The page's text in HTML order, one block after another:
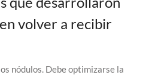
volver a recibir
nódulos. Debe optimizarse la